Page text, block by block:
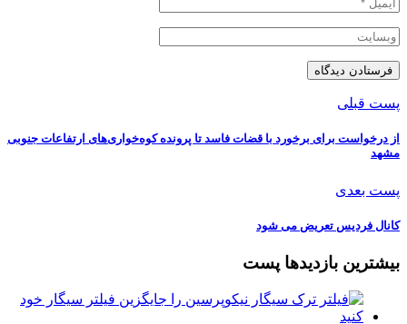
پست قبلی
از درخواست برای برخورد با قضات فاسد تا پرونده کوه‌خواری‌های ارتفاعات جنوبی
مشهد
پست بعدی
کانال فردیس تعریض می شود
بیشترین بازدیدها پست